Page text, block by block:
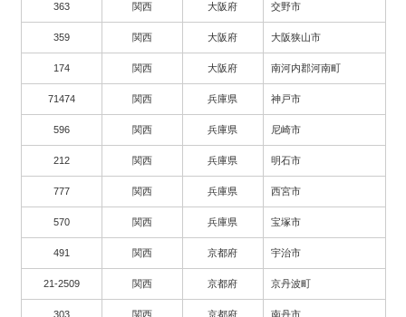
363 関西 大阪府 交野市
359 関西 大阪府 大阪狭山市
174 関西 大阪府 南河内郡河南町
71474 関西 兵庫県 神戸市
596 関西 兵庫県 尼崎市
212 関西 兵庫県 明石市
777 関西 兵庫県 西宮市
570 関西 兵庫県 宝塚市
491 関西 京都府 宇治市
21-2509 関西 京都府 京丹波町
303 関西 京都府 南丹市